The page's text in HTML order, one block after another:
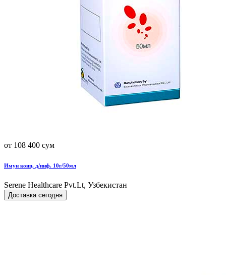
от 108 400 сум
Имун конц. д/инф. 10г/50мл
Serene Healthcare Pvt.Lt, Узбекистан
Доставка сегодня